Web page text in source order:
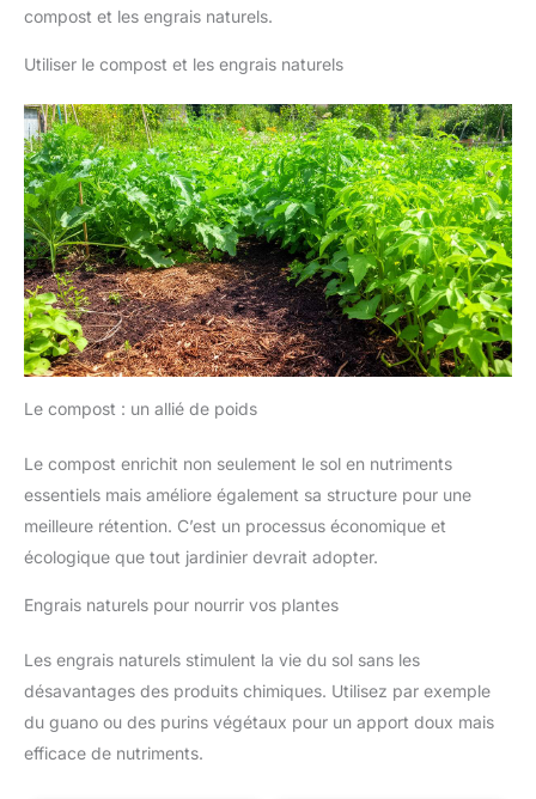
compost et les engrais naturels.
Utiliser le compost et les engrais naturels
Le compost : un allié de poids
Le compost enrichit non seulement le sol en nutriments
essentiels mais améliore également sa structure pour une
meilleure rétention. C’est un processus économique et
écologique que tout jardinier devrait adopter.
Engrais naturels pour nourrir vos plantes
Les engrais naturels stimulent la vie du sol sans les
désavantages des produits chimiques. Utilisez par exemple
du guano ou des purins végétaux pour un apport doux mais
efficace de nutriments.